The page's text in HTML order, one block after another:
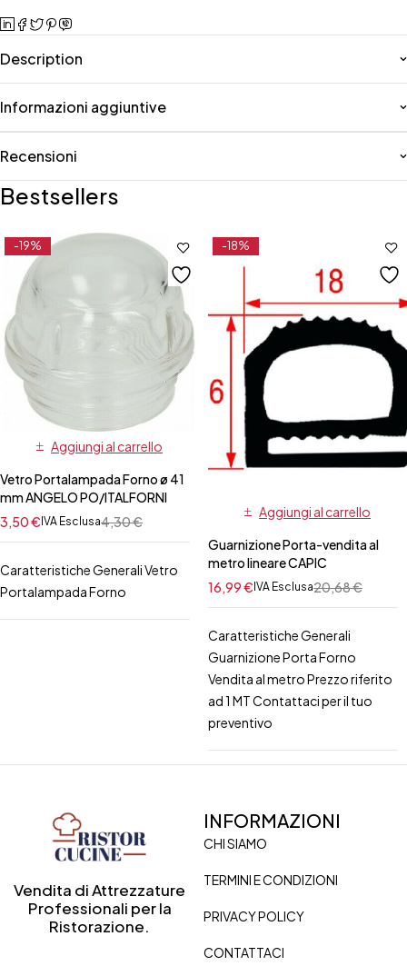
Description
Informazioni aggiuntive
Recensioni
Bestsellers
-19%
Aggiungi al carrello
Vetro Portalampada Forno ø 41
mm ANGELO PO/ITALFORNI
4,30€
3,50€IVA Esclusa
Caratteristiche Generali Vetro
Portalampada Forno
-18%
Aggiungi al carrello
Guarnizione Porta-vendita al
metro lineare CAPIC
20,68€
16,99€ IVA Esclusa
Caratteristiche Generali
Guarnizione Porta Forno
Vendita al metro Prezzo riferito
ad 1 MT Contattaci per il tuo
preventivo
Vendita di Attrezzature
Professionali per la
Ristorazione.
INFORMAZIONI
CHI SIAMO
TERMINI E CONDIZIONI
PRIVACY POLICY
CONTATTACI